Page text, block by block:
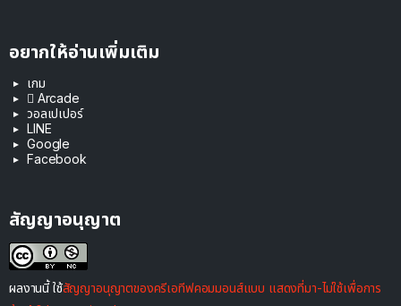
อยากให้อ่านเพิ่มเติม
เกม
 Arcade
วอลเปเปอร์
LINE
Google
Facebook
สัญญาอนุญาต
ผลงานนี้ ใช้สัญญาอนุญาตของครีเอทีฟคอมมอนส์แบบ แสดงที่มา-ไม่ใช้เพื่อการ